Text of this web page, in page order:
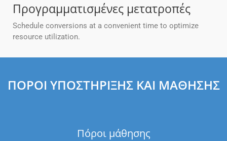
Προγραμματισμένες μετατροπές
Schedule conversions at a convenient time to optimize
resource utilization.
ΠΌΡΟΙ ΥΠΟΣΤΉΡΙΞΗΣ ΚΑΙ ΜΆΘΗΣΗΣ
Πόροι μάθησης